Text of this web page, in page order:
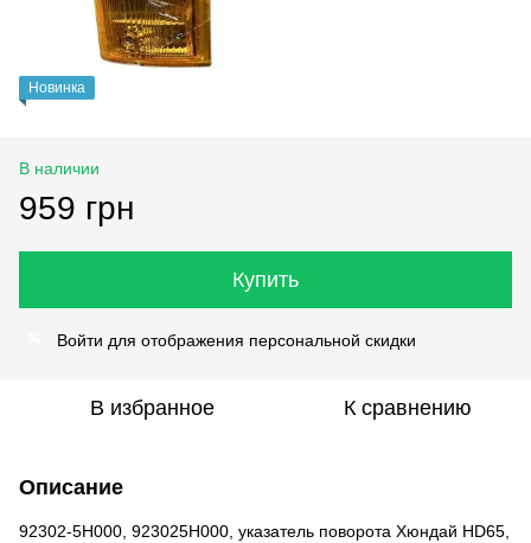
Новинка
В наличии
959 грн
Купить
Войти для отображения персональной скидки
В избранное К сравнению
Описание
92302-5H000, 923025H000, указатель поворота Хюндай HD65,